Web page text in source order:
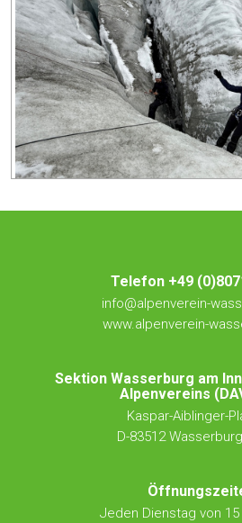
Telefon +49
info@alpenverein-
www.alpenverein-
Sektion Wasserburg am
Alpenvereins
Kaspar-Aiblinger-
D-83512
Jeden Dienstag von 15